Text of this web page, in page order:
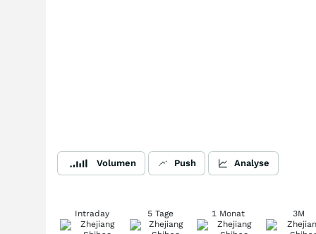
Volumen Push Analyse
Intraday 5 Tage 1 Monat 3M